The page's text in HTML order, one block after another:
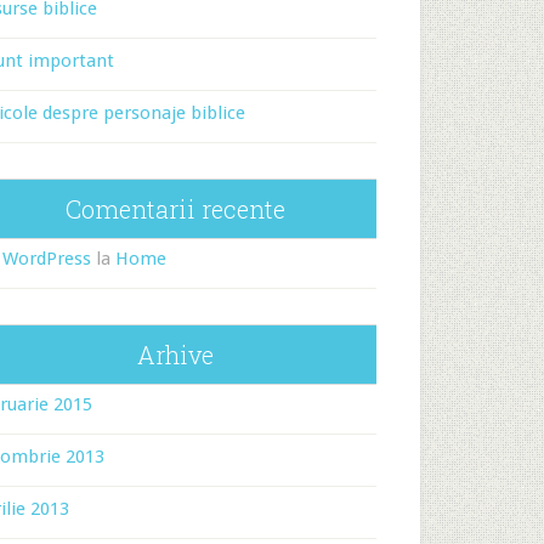
biblice
important
despre personaje biblice
Comentarii recente
la Home
Arhive
2015
2013
2013